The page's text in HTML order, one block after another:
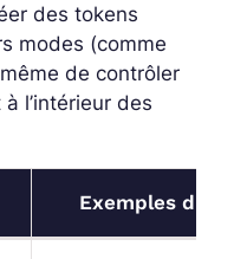
des tokens
modes (comme
de contrôler
l’intérieur des
Exemples